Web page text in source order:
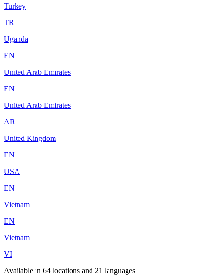
Turkey
TR
Uganda
EN
United Arab Emirates
EN
United Arab Emirates
AR
United Kingdom
EN
USA
EN
Vietnam
EN
Vietnam
VI
Available in 64 locations and 21 languages